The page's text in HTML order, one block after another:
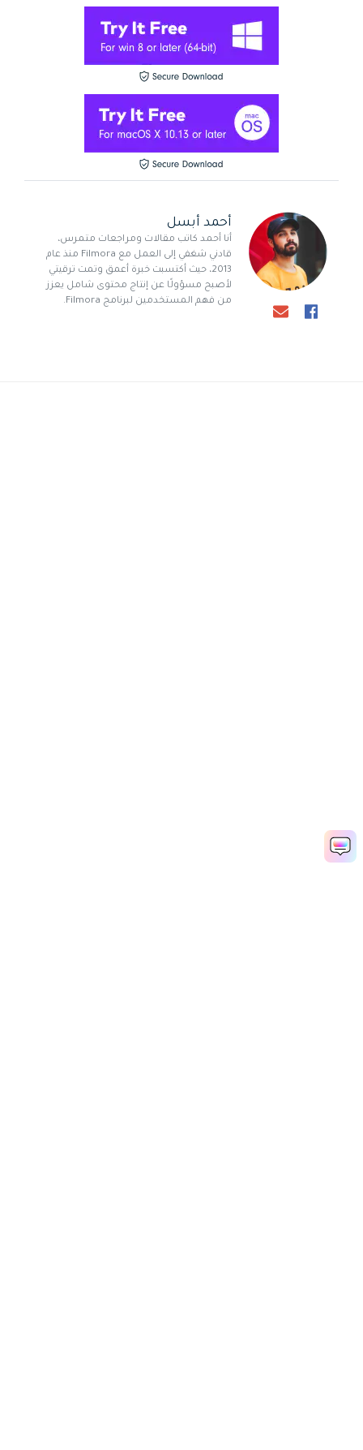
أحمد أبسل
أنا أحمد كاتب مقالات ومراجعات متمرس،
قادني شغفي إلى العمل مع Filmora منذ عام
2013، حيث أكتسبت خبرة أعمق وتمت ترقيتي
لأصبح مسؤولًا عن إنتاج محتوى شامل يعزز
من فهم المستخدمين لبرنامج Filmora.